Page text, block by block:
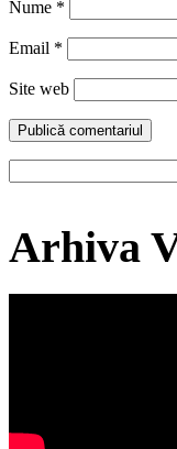
Nume *
Email *
Site web
Arhiva